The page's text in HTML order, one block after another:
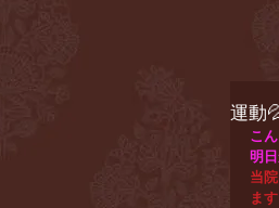
運動
こ
明
当
ます